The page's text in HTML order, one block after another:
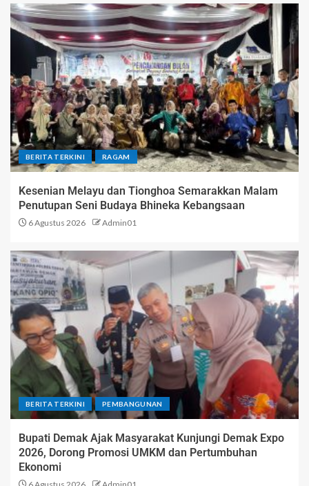
BERITA TERKINI RAGAM
Kesenian Melayu dan Tionghoa Semarakkan Malam
Penutupan Seni Budaya Bhineka Kebangsaan
6 Agustus 2026 Admin01
BERITA TERKINI PEMBANGUNAN
Bupati Demak Ajak Masyarakat Kunjungi Demak Expo
2026, Dorong Promosi UMKM dan Pertumbuhan
Ekonomi